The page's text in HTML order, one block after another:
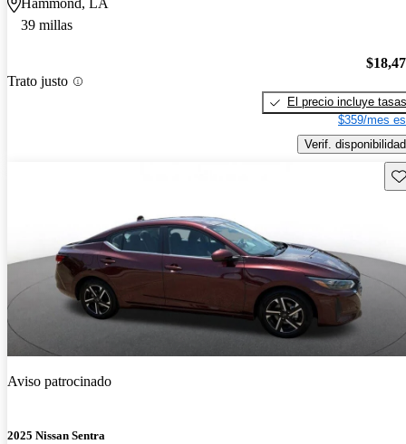
39 millas
Trato justo
El precio incluye tasas
$359/mes
Verif. disponibilidad
Aviso patrocinado
2025 Nissan Sentra